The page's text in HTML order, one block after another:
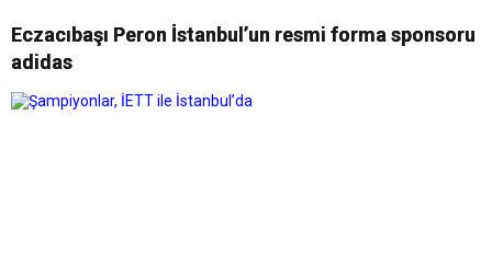
Eczacıbaşı Peron İstanbul’un resmi forma sponsoru
adidas